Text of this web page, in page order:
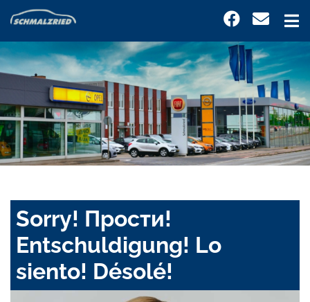
Sorry! Прости!
Entschuldigung! Lo
siento! Désolé!